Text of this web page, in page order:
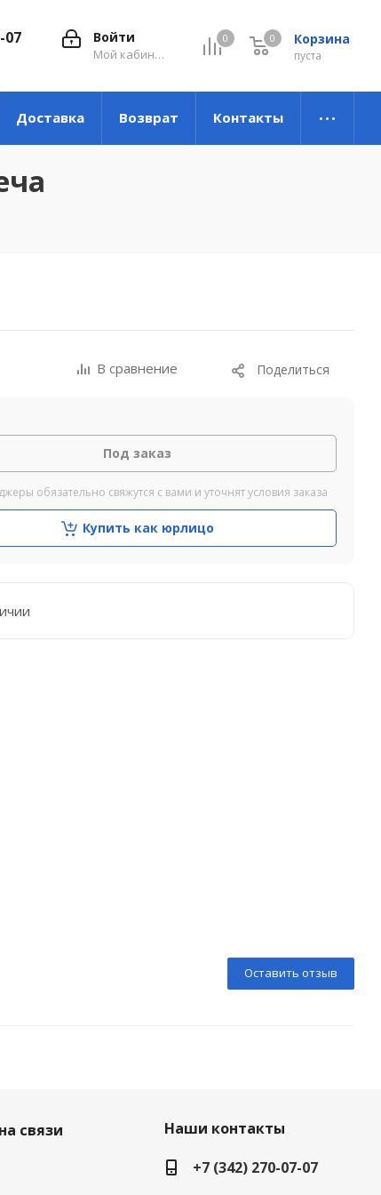
0 Корзина
0
пуста
0
Войти
Мой кабинет
07
Доставка Возврат Контакты
В сравнение Поделиться
Под заказ
обязательно свяжутся с вами и уточнят условия заказа
Купить как юрлицо
Оставить отзыв
связи
Наши контакты
+7 (342) 270-07-07